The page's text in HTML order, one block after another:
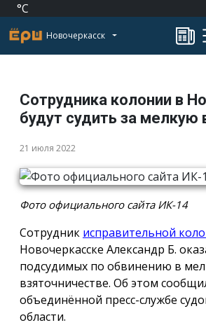
°C
Новочеркасск
Сотрудника колонии в
будут судить за мелкую
21 июля 2022
Фото официального сайта ИК-14
Сотрудник исправительной
Новочеркасске Александр Б.
подсудимых по обвинению в
взяточничестве. Об этом
объединённой пресс-службе
области.